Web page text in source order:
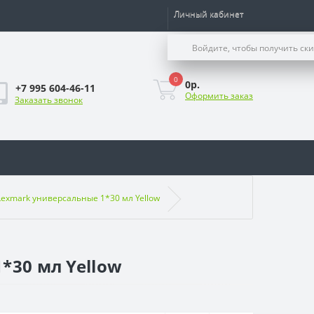
Личный кабинет
Войдите, чтобы получить
+7 995 604-46-11
Заказать звонок
0 0р.
Оформить заказ
универсальные 1*30 мл Yellow
мл Yellow